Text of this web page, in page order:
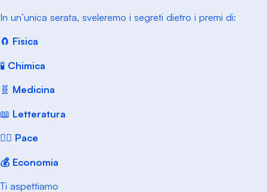
In un’unica serata, sveleremo i segreti dietro i premi di:
🧲 Fisica
🧪 Chimica
🧬 Medicina
📖 Letteratura
🏳️‍🌈 Pace
💰 Economia
Ti aspettiamo